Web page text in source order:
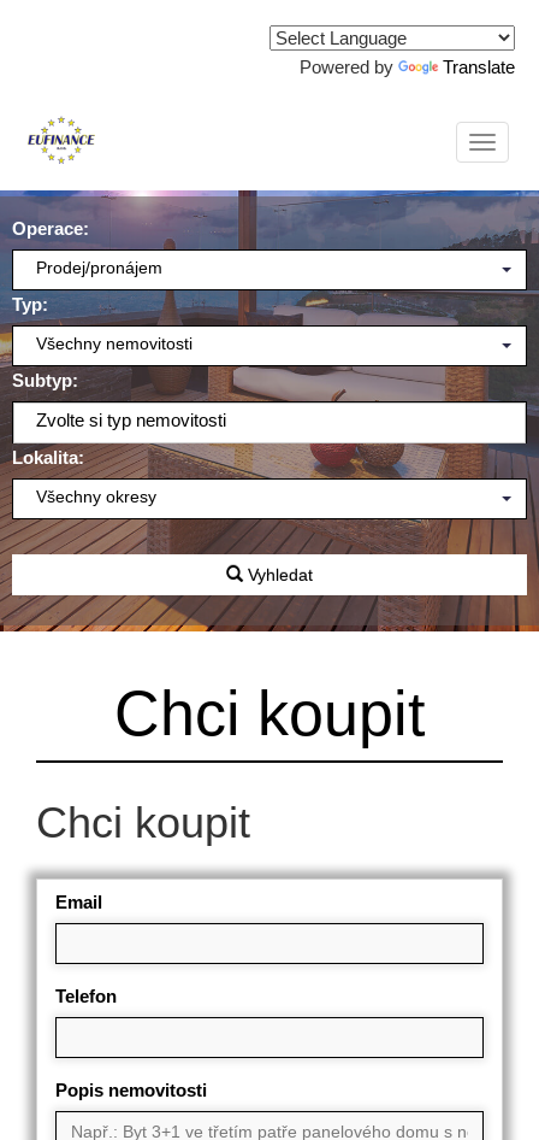
Powered by Translate
Operace:
Prodej/pronájem
Typ:
Všechny nemovitosti
Subtyp:
Zvolte si typ nemovitosti
Lokalita:
Všechny okresy
Vyhledat
Chci koupit
Chci koupit
Email
Telefon
Popis nemovitosti